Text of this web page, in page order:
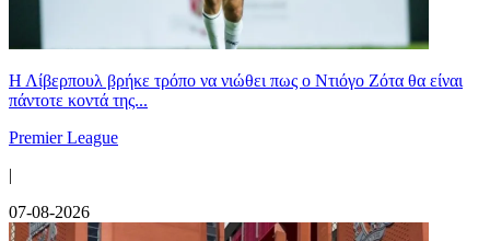
Η Λίβερπουλ βρήκε τρόπο να νιώθει πως ο Ντιόγο Ζότα θα είναι
πάντοτε κοντά της...
Premier League
|
07-08-2026